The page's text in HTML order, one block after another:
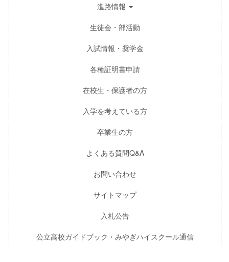
進路情報
生徒会・部活動
入試情報・奨学金
各種証明書申請
在校生・保護者の方
入学を考えている方
卒業生の方
よくある質問Q&A
お問い合わせ
サイトマップ
入札公告
公立高校ガイドブック・みやぎハイスクール通信